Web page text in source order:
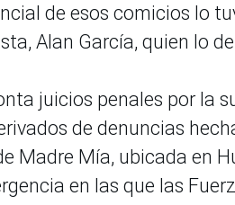
de esos comicios lo
Alan García, quien lo
juicios penales por la
de denuncias
Madre Mía, ubicada en
en las que las